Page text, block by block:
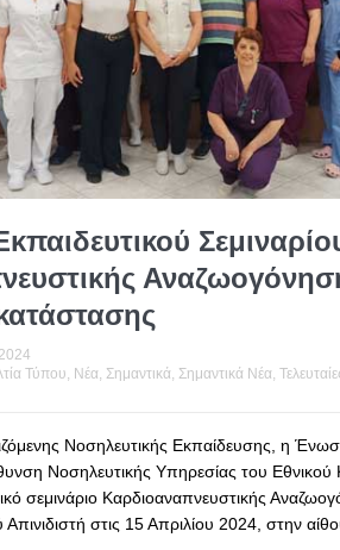
Τύπου Νέα Σημαντικά Σημαντικά Νέα
Νοσηλευτικής Εκπαίδευσης, η
Νοσηλευτικής Υπηρεσίας του
σεμινάριο Καρδιοαναπνευστικής
στις 15 Απριλίου 2024, στην